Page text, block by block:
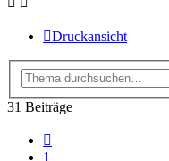
Druckansicht
31 Beiträge
1